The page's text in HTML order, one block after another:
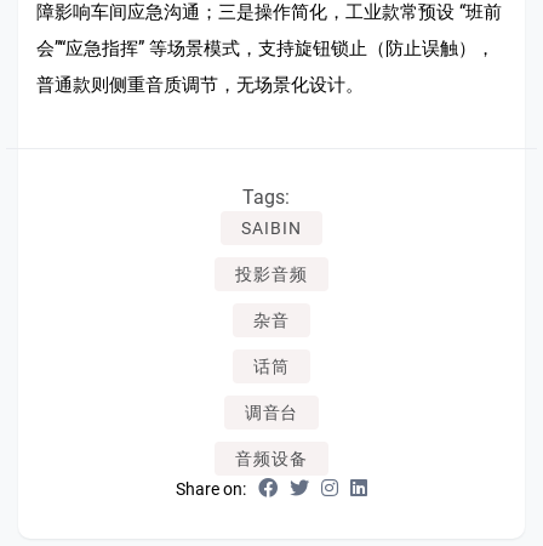
障影响车间应急沟通；三是操作简化，工业款常预设 “班前
会”“应急指挥” 等场景模式，支持旋钮锁止（防止误触），
普通款则侧重音质调节，无场景化设计。
Tags:
SAIBIN
投影音频
杂音
话筒
调音台
音频设备
Share on: